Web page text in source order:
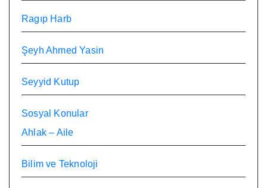
Ragıp Harb
Şeyh Ahmed Yasin
Seyyid Kutup
Sosyal Konular
Ahlak – Aile
Bilim ve Teknoloji